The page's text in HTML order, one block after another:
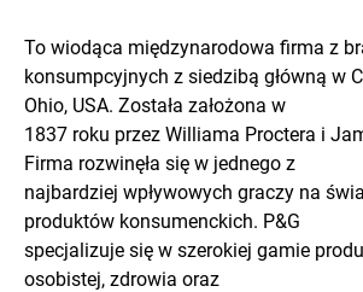
To wiodąca międzynarodowa firma z
konsumpcyjnych z siedzibą główną w
Ohio, USA. Została założona w
1837 roku przez Williama Proctera i
Firma rozwinęła się w jednego z
najbardziej wpływowych graczy na
produktów konsumenckich. P&G
specjalizuje się w szerokiej gamie
osobistej, zdrowia oraz